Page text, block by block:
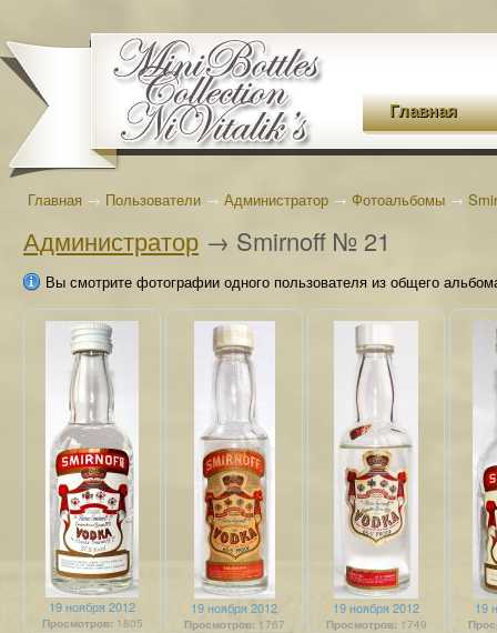
Главная
Главная → Пользователи → Администратор → Фотоальбомы →
Администратор → Smirnoff № 21
Вы смотрите фотографии одного пользователя из общего
19 ноября 2012
Просмотров:1805
19 ноября 2012
Просмотров: 1767
19 ноября 2012
Просмотров:1749
19